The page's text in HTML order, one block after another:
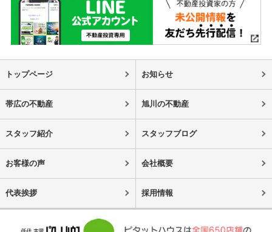
トップページ お知らせ
帯広の不動産 旭川の不動産
スタッフ紹介 スタッフブログ
お客様の声 会社概要
代表挨拶 採用情報